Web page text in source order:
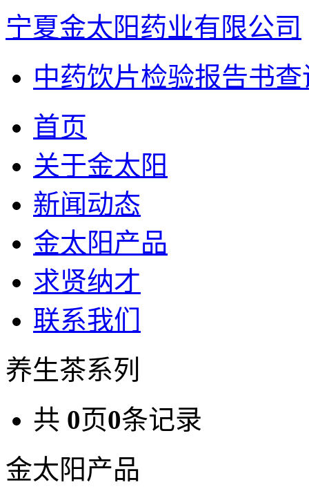
宁夏金太阳药业有限公司
中药饮片检验报告书查
首页
关于金太阳
新闻动态
金太阳产品
求贤纳才
联系我们
养生茶系列
共 0页0条记录
金太阳产品